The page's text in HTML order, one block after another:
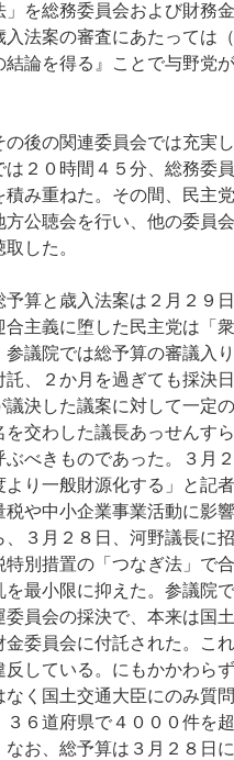
」を総務委員会および財務
入法案の審査にあたっては
結論を得る』ことで与野党
の後の関連委員会では充実
は２０時間４５分、総務委
積み重ねた。その間、民主
方公聴会を行い、他の委員
取した。
予算と歳入法案は２月２９
合主義に堕した民主党は「
参議院では総予算の審議入
託、２か月を過ぎても採決
議決した議案に対して一定
を交わした議長あっせんす
ぶべきものであった。３月
より一般財源化する」と記
税や中小企業事業活動に影
、３月２８日、河野議長に
特別措置の「つなぎ法」で
を最小限に抑えた。参議院
委員会の採決で、本来は国
金委員会に付託された。こ
反している。にもかかわら
なく国土交通大臣にのみ質
３６道府県で４０００件を
なお、総予算は３月２８日